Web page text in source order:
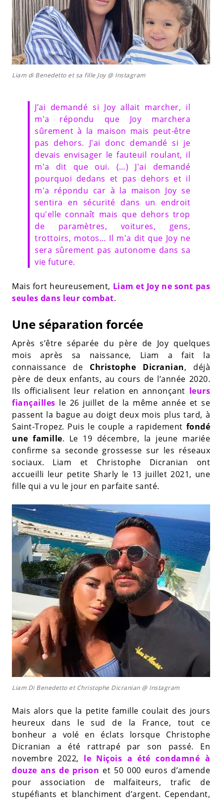
Liam di Benedetto et sa fille Joy @ Instagram
J’ai demandé si Joy allait marcher, il
m'a répondu que Joy marchera
sûrement à la maison mais peut-être
pas dehors. J'ai donc demandé si je
devais envisager le fauteuil roulant, il
m'a dit que oui. (…) J'ai demandé
pourquoi dedans et pas dehors et il
m'a répondu car à la maison Joy se
sentira en sécurité dans un endroit
qu'elle connaît mais que dehors trop
de paramètres, voitures, gens,
trottoirs, motos… Il m'a dit que Joy ne
sera sûrement pas autonome dans sa
vie future.
Mais fort heureusement, Liam et Joy ne sont pas
seules dans leur combat.
Une séparation forcée
Après s’être séparée du père de Joy quelques
mois après sa naissance, Liam a fait la
connaissance de Christophe Dicranian, déjà
père de deux enfants, au cours de l’année 2020.
Ils officialisent leur relation en annonçant leurs
fiançailles le 26 juillet de la même année et se
passent la bague au doigt deux mois plus tard, à
Saint-Tropez. Puis le couple a rapidement fondé
une famille. Le 19 décembre, la jeune mariée
confirme sa seconde grossesse sur les réseaux
sociaux. Liam et Christophe Dicranian ont
accueilli leur petite Sharly le 13 juillet 2021, une
fille qui a vu le jour en parfaite santé.
Liam Di Benedetto et Christophe Dicranian @ Instagram
Mais alors que la petite famille coulait des jours
heureux dans le sud de la France, tout ce
bonheur a volé en éclats lorsque Christophe
Dicranian a été rattrapé par son passé. En
novembre 2022, le Niçois a été condamné à
douze ans de prison et 50 000 euros d’amende
pour association de malfaiteurs, trafic de
stupéfiants et blanchiment d’argent. Cependant,